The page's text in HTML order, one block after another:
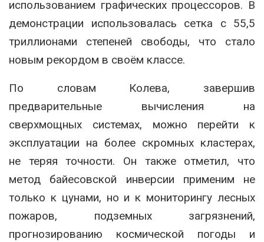
использованием графических процессоров. В
демонстрации использовалась сетка с 55,5
триллионами степеней свободы, что стало
новым рекордом в своём классе.
По словам Колева, завершив
предварительные вычисления на
сверхмощных системах, можно перейти к
эксплуатации на более скромных кластерах,
не теряя точности. Он также отметил, что
метод байесовской инверсии применим не
только к цунами, но и к мониторингу лесных
пожаров, подземных загрязнений,
прогнозированию космической погоды и